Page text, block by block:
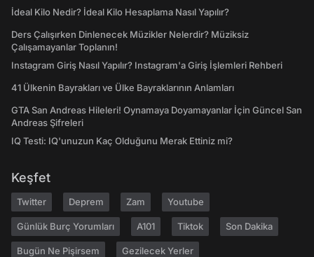
İdeal Kilo Nedir? İdeal Kilo Hesaplama Nasıl Yapılır?
Ders Çalışırken Dinlenecek Müzikler Nelerdir? Müziksiz
Çalışamayanlar Toplanın!
Instagram Giriş Nasıl Yapılır? Instagram'a Giriş İşlemleri Rehberi
41 Ülkenin Bayrakları ve Ülke Bayraklarının Anlamları
GTA San Andreas Hileleri! Oynamaya Doyamayanlar İçin Güncel San
Andreas Şifreleri
IQ Testi: IQ'unuzun Kaç Olduğunu Merak Ettiniz mi?
Keşfet
Twitter Deprem Zam Youtube
Günlük Burç Yorumları A101 Tiktok Son Dakika
Bugün Ne Pişirsem Gezilecek Yerler